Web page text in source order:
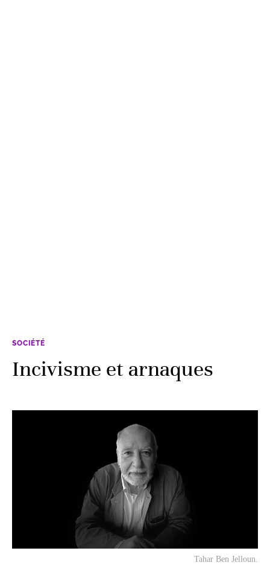
SOCIÉTÉ
Incivisme et arnaques
Tahar Ben Jelloun.